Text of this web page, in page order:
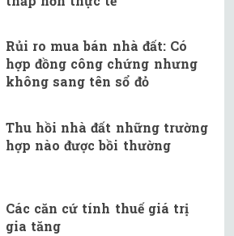
Rủi ro mua bán nhà đất: Có
hợp đồng công chứng nhưng
không sang tên sổ đỏ
Thu hồi nhà đất những trường
hợp nào được bồi thường
Các căn cứ tính thuế giá trị
gia tăng